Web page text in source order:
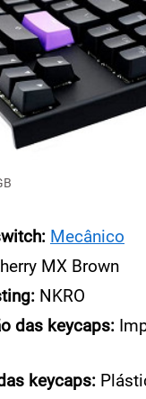
Mecânico
MX Brown
NKRO
das keycaps:
keycaps: